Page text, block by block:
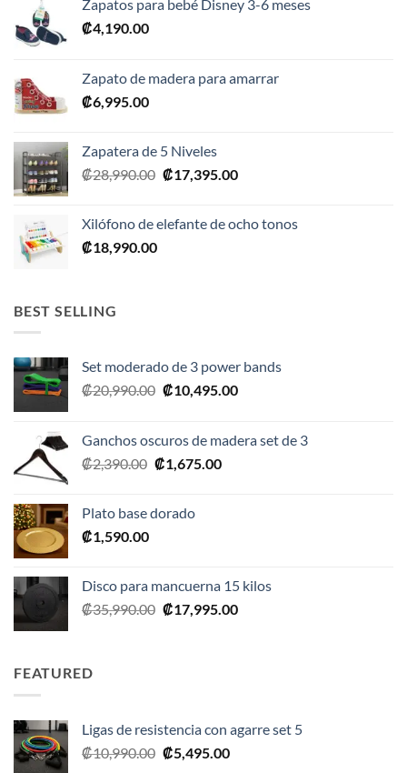
Zapatos para bebé Disney 3-6 meses
₡4,190.00
Zapato de madera para amarrar
₡6,995.00
Zapatera de 5 Niveles
₡28,990.00 El
era:
₡17,395.00El
es:
Xilófono de elefante de ocho tonos
₡18,990.00
BEST SELLING
Set moderado de 3 power bands
₡20,990.00 El
era:
₡20,990.00.
₡10,495.00El
es:
Ganchos oscuros de madera set de 3
₡2,390.00 El
era:
₡1,675.00El
Plato base dorado
₡1,590.00
Disco para mancuerna 15 kilos
₡35,990.00 El
₡17,995.00El
FEATURED
Ligas de resistencia con agarre set 5
₡10,990.00 El
₡5,495.00El